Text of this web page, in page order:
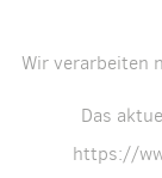
Wir verarbeiten
Das
https://